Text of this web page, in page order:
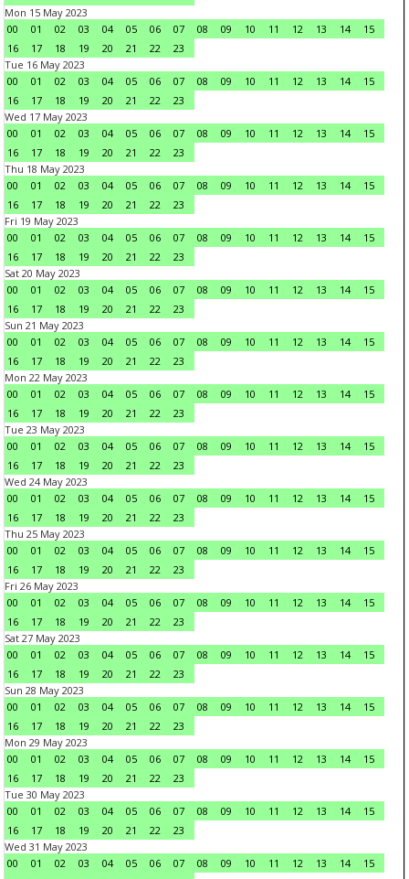
Mon 15 May 2023
00
01 02 03 04 05 06 07 08 09 10 11 12 13 14
15
16
17 18 19 20 21 22
23
Tue 16 May 2023
00
01 02 03 04 05 06 07 08 09 10 11 12 13 14
15
16
17 18 19 20 21 22
23
Wed 17 May 2023
00
01 02 03 04 05 06 07 08 09 10 11 12 13 14
15
16
17 18 19 20 21 22
23
Thu 18 May 2023
00
01 02 03 04 05 06 07 08 09 10 11 12 13 14
15
16
17 18 19 20 21 22
23
Fri 19 May 2023
00
01 02 03 04 05 06 07 08 09 10 11 12 13 14
15
16
17 18 19 20 21 22
23
Sat 20 May 2023
00
01 02 03 04 05 06 07 08 09 10 11 12 13 14
15
16
17 18 19 20 21 22
23
Sun 21 May 2023
00
01 02 03 04 05 06 07 08 09 10 11 12 13 14
15
16
17 18 19 20 21 22
23
Mon 22 May 2023
00
01 02 03 04 05 06 07 08 09 10 11 12 13 14
15
16
17 18 19 20 21 22
23
Tue 23 May 2023
00
01 02 03 04 05 06 07 08 09 10 11 12 13 14
15
16
17 18 19 20 21 22
23
Wed 24 May 2023
00
01 02 03 04 05 06 07 08 09 10 11 12 13 14
15
16
17 18 19 20 21 22
23
Thu 25 May 2023
00
01 02 03 04 05 06 07 08 09 10 11 12 13 14
15
16
17 18 19 20 21 22
23
Fri 26 May 2023
00
01 02 03 04 05 06 07 08 09 10 11 12 13 14
15
16
17 18 19 20 21 22
23
Sat 27 May 2023
00
01 02 03 04 05 06 07 08 09 10 11 12 13 14
15
16
17 18 19 20 21 22
23
Sun 28 May 2023
00
01 02 03 04 05 06 07 08 09 10 11 12 13 14
15
16
17 18 19 20 21 22
23
Mon 29 May 2023
00
01 02 03 04 05 06 07 08 09 10 11 12 13 14
15
16
17 18 19 20 21 22
23
Tue 30 May 2023
00
01 02 03 04 05 06 07 08 09 10 11 12 13 14
15
16
17 18 19 20 21 22
23
Wed 31 May 2023
00
01 02 03 04 05 06 07 08 09 10 11 12 13 14
15